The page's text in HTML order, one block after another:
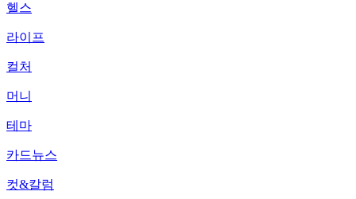
헬스
라이프
컬처
머니
테마
카드뉴스
컷&칼럼